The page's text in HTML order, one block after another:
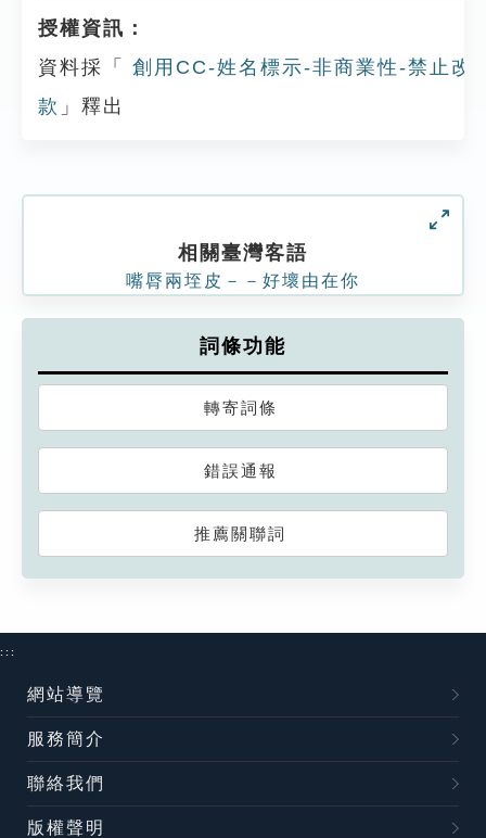
授權資訊：
資料採「
創用CC-姓名標示-非商業性-禁止改
款 」釋出
相關臺灣客語
嘴脣兩垤皮－－好壞由在你
詞條功能
轉寄詞條
錯誤通報
推薦關聯詞
:::
網站導覽
服務簡介
聯絡我們
版權聲明